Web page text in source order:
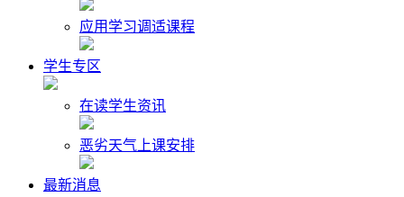
应用学习调适课程
学生专区
在读学生资讯
恶劣天气上课安排
最新消息